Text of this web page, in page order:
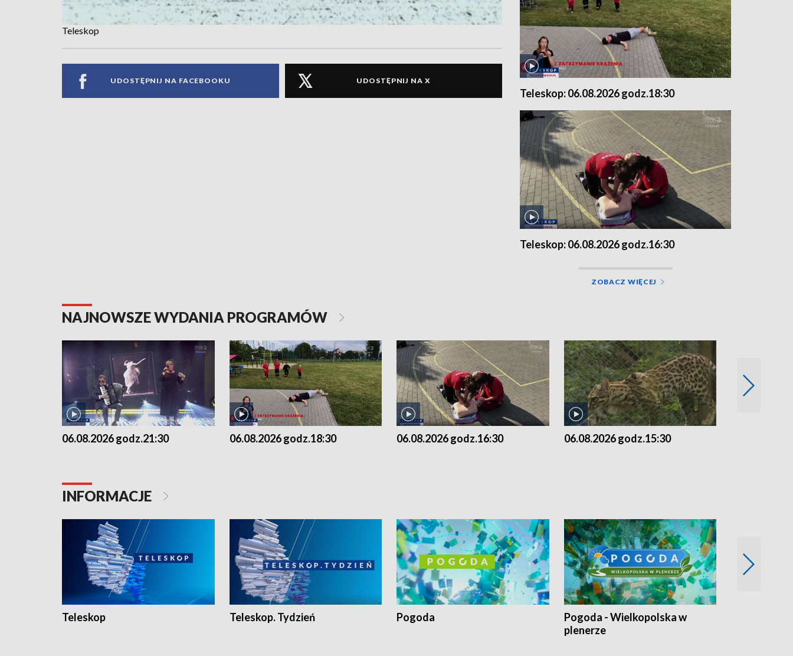
Teleskop
UDOSTĘPNIJ NA FACEBOOKU UDOSTĘPNIJ NA X
Teleskop: 06.08.2026 godz.18:30
Teleskop: 06.08.2026 godz.16:30
ZOBACZ WIĘCEJ
NAJNOWSZE WYDANIA PROGRAMÓW
06.08.2026 godz.21:30 06.08.2026 godz.18:30 06.08.2026 godz.16:30 06.08.2026 godz.15:30
INFORMACJE
Teleskop Teleskop. Tydzień Pogoda
Pogoda - Wielkopolska w
plenerze